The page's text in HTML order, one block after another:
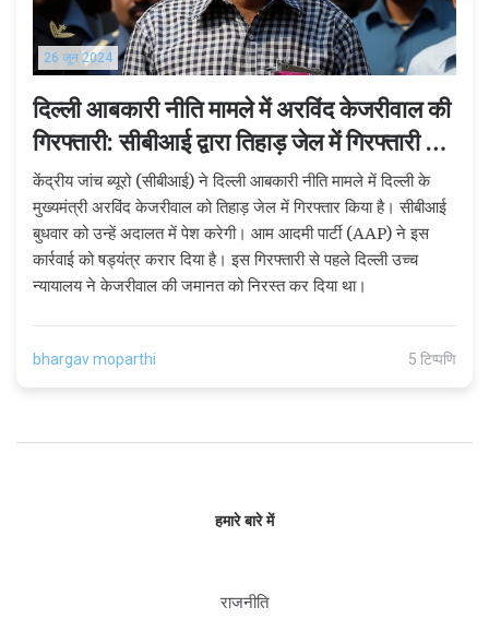
26 जून 2024
दिल्ली आबकारी नीति मामले में अरविंद केजरीवाल की
गिरफ्तारी: सीबीआई द्वारा तिहाड़ जेल में गिरफ्तारी का
मामला
केंद्रीय जांच ब्यूरो (सीबीआई) ने दिल्ली आबकारी नीति मामले में दिल्ली के
मुख्यमंत्री अरविंद केजरीवाल को तिहाड़ जेल में गिरफ्तार किया है। सीबीआई
बुधवार को उन्हें अदालत में पेश करेगी। आम आदमी पार्टी (AAP) ने इस
कार्रवाई को षड्यंत्र करार दिया है। इस गिरफ्तारी से पहले दिल्ली उच्च
न्यायालय ने केजरीवाल की जमानत को निरस्त कर दिया था।
bhargav moparthi 5 टिप्पणि
हमारे बारे में
राजनीति